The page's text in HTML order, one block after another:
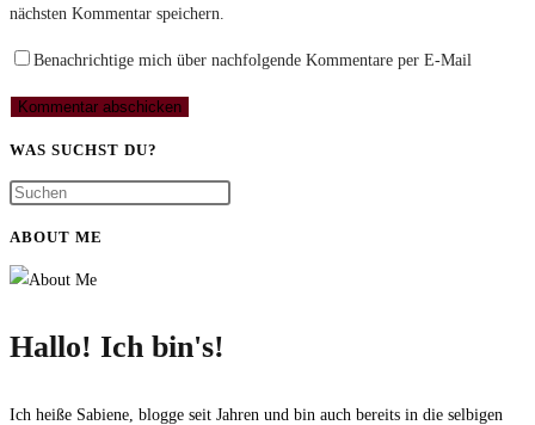
nächsten Kommentar speichern.
Benachrichtige mich über nachfolgende Kommentare per E-Mail
WAS SUCHST DU?
ABOUT ME
Hallo! Ich bin's!
Ich heiße Sabiene, blogge seit Jahren und bin auch bereits in die selbigen